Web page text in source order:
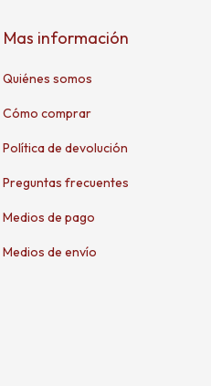
Mas información
Quiénes somos
Cómo comprar
Política de devolución
Preguntas frecuentes
Medios de pago
Medios de envío